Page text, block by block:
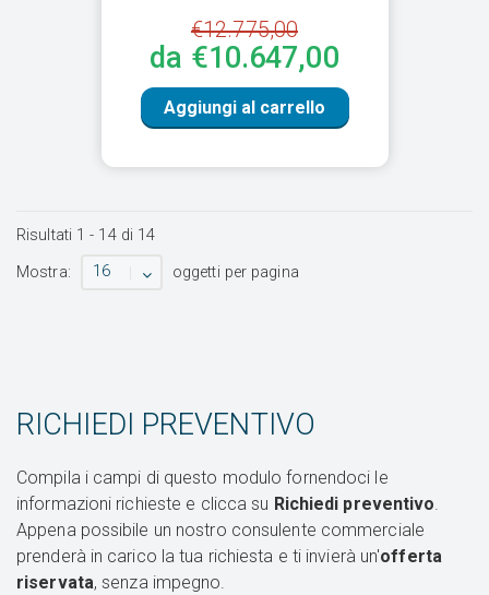
€12.775,00
da €10.647,00
Aggiungi al carrello
Risultati 1 - 14di 14
Mostra:
16 oggetti per pagina
RICHIEDI PREVENTIVO
Compila i campi di questo modulo fornendoci le
informazioni richieste e clicca su Richiedi preventivo.
Appena possibile un nostro consulente commerciale
prenderà in carico la tua richiesta e ti invierà un'offerta
riservata, senza impegno.